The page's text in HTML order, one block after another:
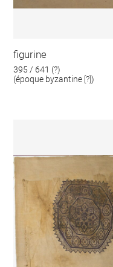
figurine
395 / 641 (?)
(époque byzantine [?])